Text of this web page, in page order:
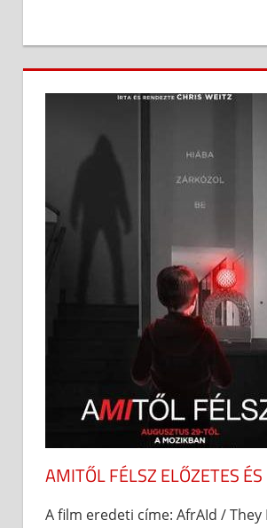
AMITŐL FÉLSZ ELŐZETES
A film eredeti címe: AfrAId / They